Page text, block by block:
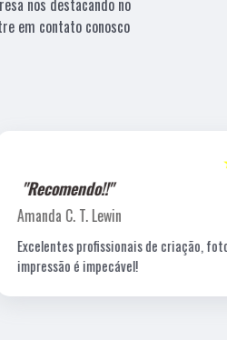
em contato conosco
"Recomendo!!"
Amanda C. T. Lewin
Excelentes profissionais de criação,
impressão é impecável!